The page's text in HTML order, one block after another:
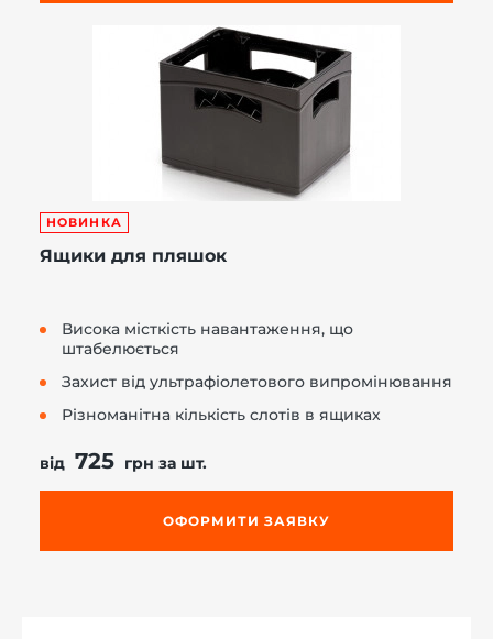
НОВИНКА
Ящики для пляшок
Висока місткість навантаження, що
штабелюється
Захист від ультрафіолетового випромінювання
Різноманітна кількість слотів в ящиках
від 725 грн за шт.
ОФОРМИТИ ЗАЯВКУ